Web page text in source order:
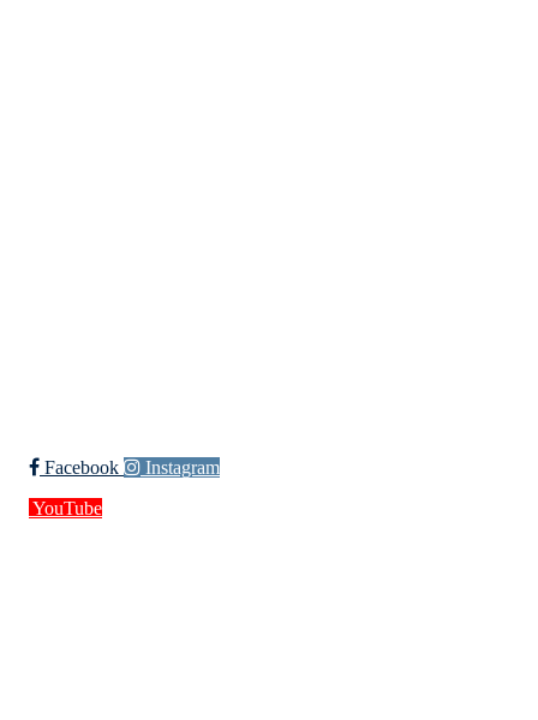
Facebook
Instagram
YouTube